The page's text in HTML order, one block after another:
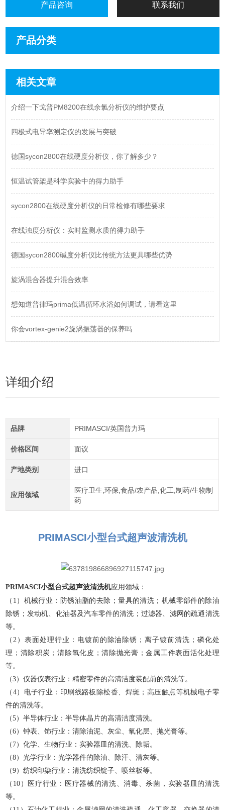
产品咨询 联系我们
产品分类
相关文章
介绍一下戈普PM8200在线余氯分析仪的维护要点
四极式电导率测定仪的发展与突破
德国sycon2800在线硬度分析仪，你了解多少？
恒温试管架是科学实验中的得力助手
sycon2800在线硬度分析仪的日常检修有哪些要求
在线浊度分析仪：实时监测水质的得力助手
德国sycon2800碱度分析仪比传统方法更具哪些优势
旋涡混合器提升混合效率
想知道普律玛prima低温循环水浴如何调试，请看这里
你会vortex-genie2旋涡振荡器的保养吗
详细介绍
品牌 PRIMASCI/英国普力玛
价格区间 面议
产地类别 进口
应用领域
医疗卫生,环保,食品/农产品,化工,制药/生物制
药
PRIMASCI小型台式超声波清洗机
PRIMASCI小型台式超声波清洗机应用领域：
（1）机械行业：防锈油脂的去除；量具的清洗；机械零部件的除油
除锈；发动机、化油器及汽车零件的清洗；过滤器、滤网的疏通清洗
等。
（2）表面处理行业：电镀前的除油除锈；离子镀前清洗；磷化处
理；清除积炭；清除氧化皮；清除抛光膏；金属工件表面活化处理
等。
（3）仪器仪表行业：精密零件的高清洁度装配前的清洗等。
（4）电子行业：印刷线路板除松香、焊斑；高压触点等机械电子零
件的清洗等。
（5）半导体行业：半导体晶片的高清洁度清洗。
（6）钟表、饰行业：清除油泥、灰尘、氧化层、抛光膏等。
（7）化学、生物行业：实验器皿的清洗、除垢。
（8）光学行业：光学器件的除油、除汗、清灰等。
（9）纺织印染行业：清洗纺织锭子、喷丝板等。
（10）医疗行业：医疗器械的清洗、消毒、杀菌，实验器皿的清洗
等。